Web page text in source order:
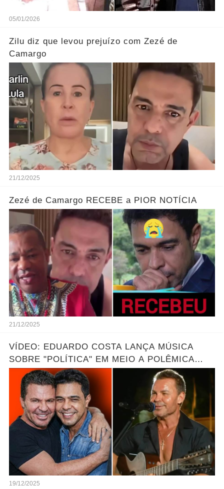
05/01/2026
Zilu diz que levou prejuízo com Zezé de
Camargo
21/12/2025
Zezé de Camargo RECEBE a PIOR NOTÍCIA
21/12/2025
VÍDEO: EDUARDO COSTA LANÇA MÚSICA
SOBRE "POLÍTICA" EM MEIO A POLÊMICA
ENTRE SBT E ZEZÉ DI CAMARGO
19/12/2025